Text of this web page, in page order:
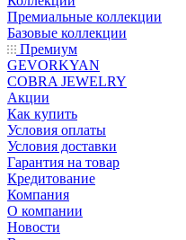
Премиальные коллекции
Базовые коллекции
Премиум
GEVORKYAN
COBRA JEWELRY
Акции
Как купить
Условия оплаты
Условия доставки
Гарантия на товар
Кредитование
Компания
О компании
Новости